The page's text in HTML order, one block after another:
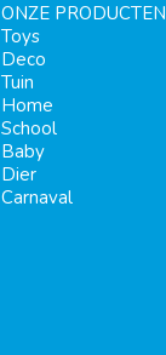
ONZE PRODUCTEN
Toys
Deco
Tuin
Home
School
Baby
Dier
Carnaval